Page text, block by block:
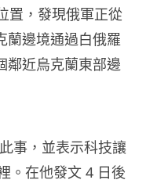
置，發現俄軍正從
蘭邊境通過白俄羅
鄰近烏克蘭東部邊
事，並表示科技讓
。在他發文 4 日後